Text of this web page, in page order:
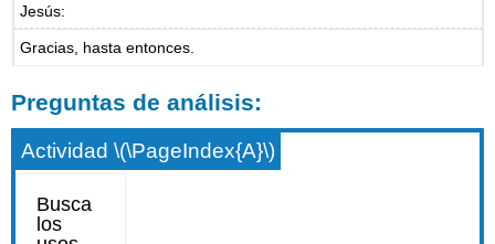
Jesús:
Gracias, hasta entonces.
Preguntas de análisis:
Actividad \(\PageIndex{A}\)